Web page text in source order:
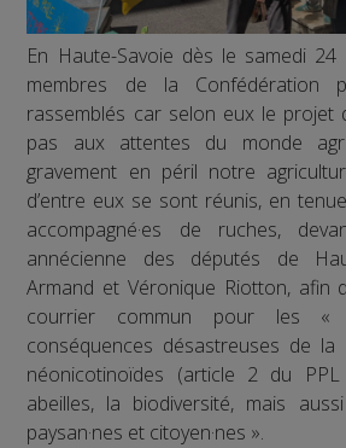
En Haute-Savoie dès le samedi
membres de la Confédération
rassemblés car selon eux le projet
pas aux attentes du monde
gravement en péril notre
d’entre eux se sont réunis, en
accompagné·es de ruches,
annécienne des députés de
Armand et Véronique Riotton, afin
courrier commun pour les «
conséquences désastreuses de la
néonicotinoïdes (article 2 du
abeilles, la biodiversité, mais
paysan·nes et citoyen·nes ».